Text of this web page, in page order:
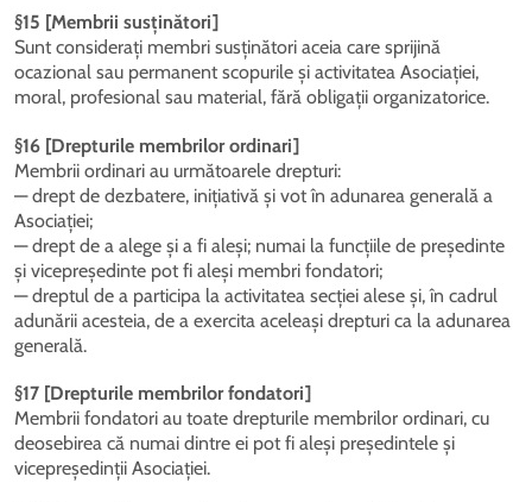
§15 [Membrii susținători]
Sunt considerați membri susținători aceia care sprijină
ocazional sau permanent scopurile și activitatea Asociației,
moral, profesional sau material, fără obligații organizatorice.
§16 [Drepturile membrilor ordinari]
Membrii ordinari au următoarele drepturi:
— drept de dezbatere, inițiativă și vot în adunarea generală a
Asociației;
— drept de a alege și a fi aleși; numai la funcțiile de președinte
și vicepreședinte pot fi aleși membri fondatori;
— dreptul de a participa la activitatea secției alese și, în cadrul
adunării acesteia, de a exercita aceleași drepturi ca la adunarea
generală.
§17 [Drepturile membrilor fondatori]
Membrii fondatori au toate drepturile membrilor ordinari, cu
deosebirea că numai dintre ei pot fi aleși președintele și
vicepreședinții Asociației.